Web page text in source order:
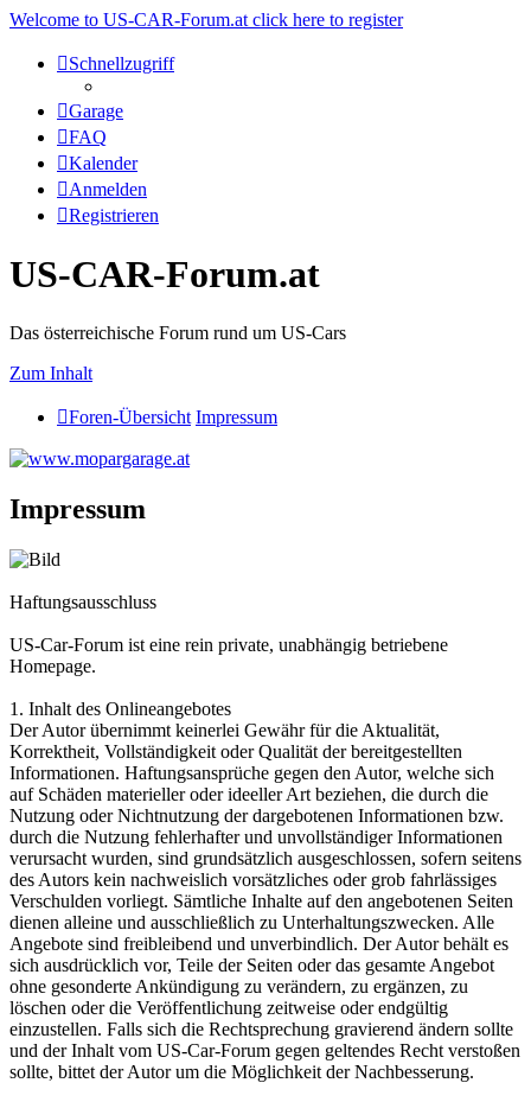
Welcome to US-CAR-Forum.at click here to register
Schnellzugriff
Garage
FAQ
Kalender
Anmelden
Registrieren
US-CAR-Forum.at
Das österreichische Forum rund um US-Cars
Zum Inhalt
Foren-Übersicht Impressum
Impressum
Haftungsausschluss
US-Car-Forum ist eine rein private, unabhängig betriebene
Homepage.
1. Inhalt des Onlineangebotes
Der Autor übernimmt keinerlei Gewähr für die Aktualität,
Korrektheit, Vollständigkeit oder Qualität der bereitgestellten
Informationen. Haftungsansprüche gegen den Autor, welche sich
auf Schäden materieller oder ideeller Art beziehen, die durch die
Nutzung oder Nichtnutzung der dargebotenen Informationen bzw.
durch die Nutzung fehlerhafter und unvollständiger Informationen
verursacht wurden, sind grundsätzlich ausgeschlossen, sofern seitens
des Autors kein nachweislich vorsätzliches oder grob fahrlässiges
Verschulden vorliegt. Sämtliche Inhalte auf den angebotenen Seiten
dienen alleine und ausschließlich zu Unterhaltungszwecken. Alle
Angebote sind freibleibend und unverbindlich. Der Autor behält es
sich ausdrücklich vor, Teile der Seiten oder das gesamte Angebot
ohne gesonderte Ankündigung zu verändern, zu ergänzen, zu
löschen oder die Veröffentlichung zeitweise oder endgültig
einzustellen. Falls sich die Rechtsprechung gravierend ändern sollte
und der Inhalt vom US-Car-Forum gegen geltendes Recht verstoßen
sollte, bittet der Autor um die Möglichkeit der Nachbesserung.